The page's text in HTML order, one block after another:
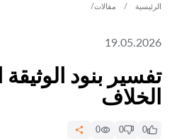
الرئيسية مقالات
19.05.2026
تفسير بنود الوثيقة
الخلاف
0
0
0